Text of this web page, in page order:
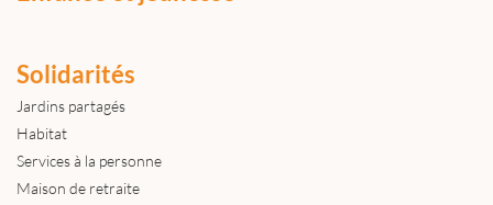
Solidarités
Jardins partagés
Habitat
Services à la personne
Maison de retraite